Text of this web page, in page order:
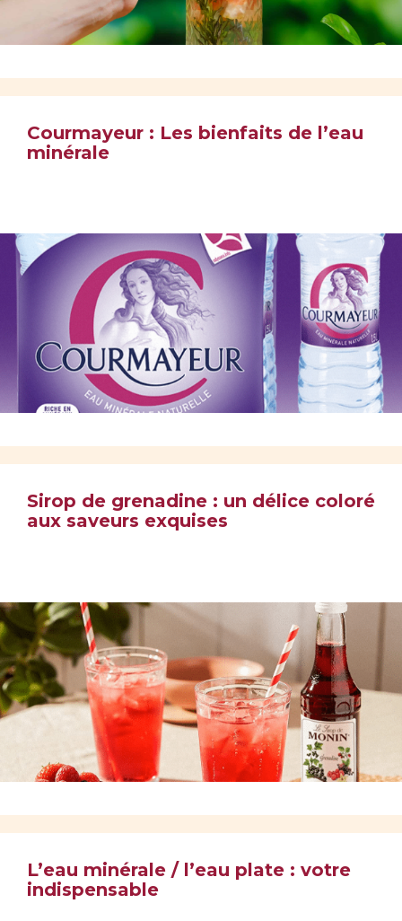
Courmayeur : Les bienfaits de l’eau
minérale
Sirop de grenadine : un délice coloré
aux saveurs exquises
L’eau minérale / l’eau plate : votre
indispensable